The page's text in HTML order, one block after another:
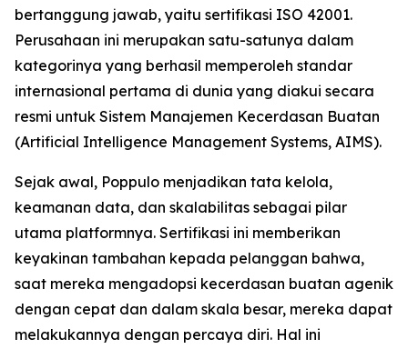
bertanggung jawab, yaitu sertifikasi ISO 42001.
Perusahaan ini merupakan satu-satunya dalam
kategorinya yang berhasil memperoleh standar
internasional pertama di dunia yang diakui secara
resmi untuk Sistem Manajemen Kecerdasan Buatan
(Artificial Intelligence Management Systems, AIMS).
Sejak awal, Poppulo menjadikan tata kelola,
keamanan data, dan skalabilitas sebagai pilar
utama platformnya. Sertifikasi ini memberikan
keyakinan tambahan kepada pelanggan bahwa,
saat mereka mengadopsi kecerdasan buatan agenik
dengan cepat dan dalam skala besar, mereka dapat
melakukannya dengan percaya diri. Hal ini